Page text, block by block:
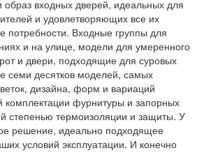
Про
Про
ВФД
ВФД
ВФД
ВФД
ВФД
Арт ВФД
ВФД
входных дверей, идеальных для
и удовлетворяющих все их
потребности. Входные группы для
и на улице, модели для умеренного
и двери, подходящие для суровых
семи десятков моделей, самых
дизайна, форм и вариаций
комплектации фурнитуры и запорных
степенью термоизоляции и защиты. У
решение, идеально подходящее
условий эксплуатации. И конечно